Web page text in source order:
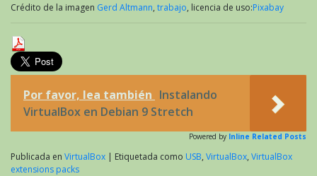
Crédito de la imagen Gerd Altmann, trabajo, licencia de uso:Pixabay
Por favor, lea también Instalando
VirtualBox en Debian 9 Stretch
Powered by Inline Related Posts
Publicada en VirtualBox | Etiquetada como USB, VirtualBox, VirtualBox
extensions packs